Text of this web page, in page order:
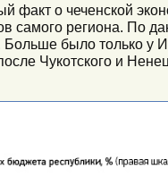
факт о чеченской
самого региона. По
Больше было только у
Чукотского и